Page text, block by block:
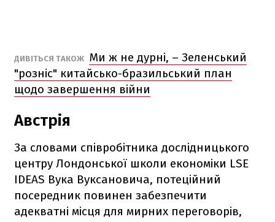
ДИВІТЬСЯ ТАКОЖ Ми ж не дурні, – Зеленський
"розніс" китайсько-бразильський план
щодо завершення війни
Австрія
За словами співробітника дослідницького
центру Лондонської школи економіки LSE
IDEAS Вука Вуксановича, потеційний
посередник повинен забезпечити
адекватні місця для мирних переговорів,